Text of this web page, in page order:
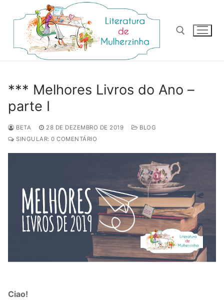
para
conteúdo
*** Melhores Livros do Ano –
parte I
BETA 28 DE DEZEMBRO DE 2019
BLOG
SINGULAR: 0 COMENTÁRIO
Ciao!